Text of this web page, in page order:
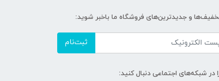
و جدیدترین‌های فروشگاه ما باخبر شوید:
ثبت‌نام
در شبکه‌های اجتماعی دنبال کنید: